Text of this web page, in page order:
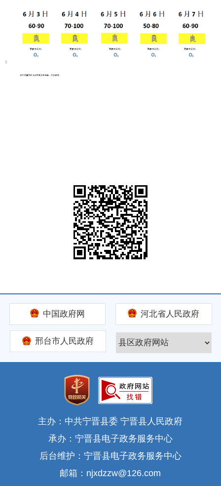
中国政府网 河北省人民政府
邢台市人民政府
主办：中共宁晋县委 宁晋县人民政府
承办：宁晋县电子政务服务中心
后台维护：宁晋县电子政务服务中心
邮箱：njxdzzw@126.com